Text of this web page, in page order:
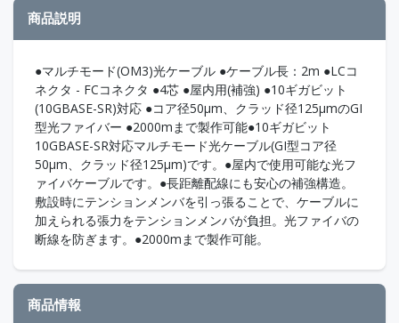
商品説明
●マルチモード(OM3)光ケーブル ●ケーブル長：2m ●LCコ
ネクタ - FCコネクタ ●4芯 ●屋内用(補強) ●10ギガビット
(10GBASE-SR)対応 ●コア径50μm、クラッド径125μmのGI
型光ファイバー ●2000mまで製作可能●10ギガビット
10GBASE-SR対応マルチモード光ケーブル(GI型コア径
50μm、クラッド径125μm)です。●屋内で使用可能な光フ
ァイバケーブルです。●長距離配線にも安心の補強構造。
敷設時にテンションメンバを引っ張ることで、ケーブルに
加えられる張力をテンションメンバが負担。光ファイバの
断線を防ぎます。●2000mまで製作可能。
商品情報